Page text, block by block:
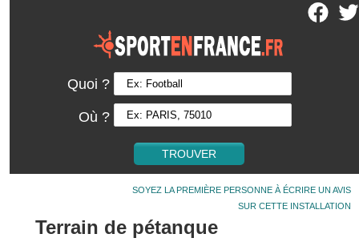
Quoi ?
Où ?
SOYEZ LA PREMIÈRE PERSONNE À ÉCRIRE UN AVIS
SUR CETTE INSTALLATION
Terrain de pétanque